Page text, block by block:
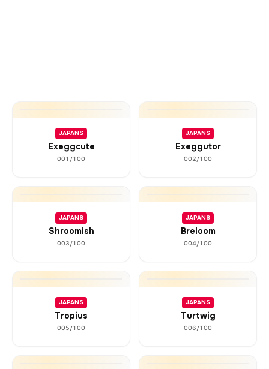
JAPANS
Exeggcute
001/100
JAPANS
Exeggutor
002/100
JAPANS
Shroomish
003/100
JAPANS
Breloom
004/100
JAPANS
Tropius
005/100
JAPANS
Turtwig
006/100